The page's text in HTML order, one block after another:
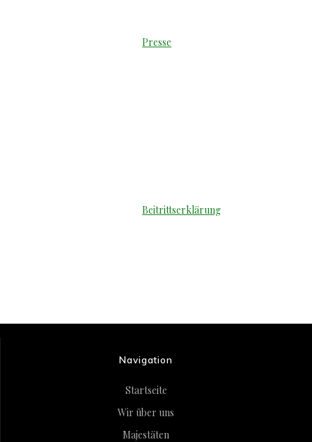
Presse
Beitrittserklärung
Navigation
Startseite
Wir über uns
Majestäten